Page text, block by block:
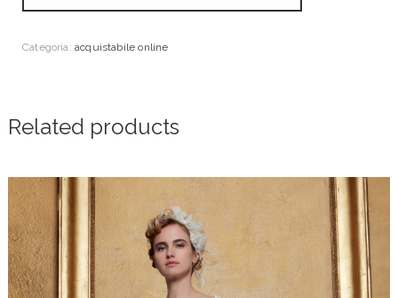
Categoria: acquistabile online
Related products